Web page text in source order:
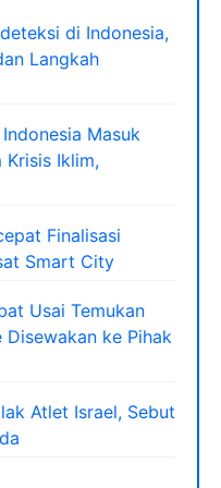
di Indonesia,
Langkah
Masuk
Krisis Iklim,
Finalisasi
Smart City
Usai Temukan
ke Pihak
Atlet Israel, Sebut